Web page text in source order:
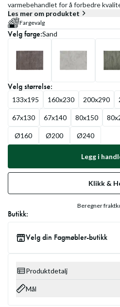
varmebehandlet for å forbedre
Les mer om produktet
Fargevalg
Velgfarge:Sand
Velgstørrelse:
133x195 160x230 200x290
67x130 67x140 80x150
Ø160 Ø200 Ø240
Legg i
Klikk &
Beregner
Butikk:
Velg din Fagmøbler-butikk
Produktdetalj
Mål